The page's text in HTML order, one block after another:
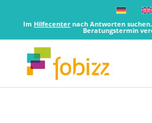
Im Hilfecenter nach Antworten
Beratungstermin